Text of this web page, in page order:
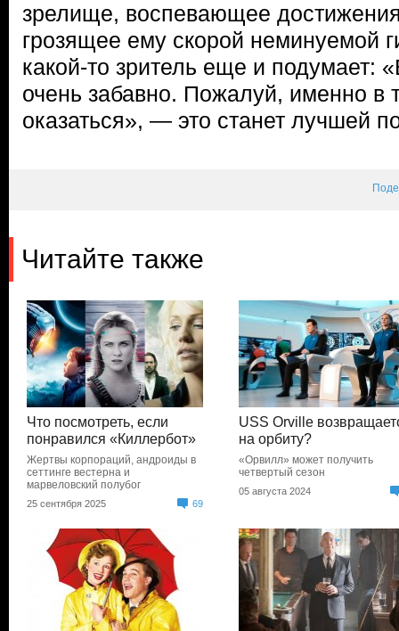
зрелище, воспевающее
грозящее ему скорой неминуемой
какой-то зритель еще и подумает:
очень забавно. Пожалуй, именно в
оказаться», — это станет лучшей
Читайте также
Что посмотреть, если
понравился «Киллербот»
Жертвы корпораций, андроиды в
сеттинге вестерна и
марвеловский полубог
25 сентября 2025 69
USS Orville
на орбиту?
«Орвилл» может получить
четвертый сезон
05 августа 2024